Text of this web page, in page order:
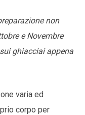
non
e Novembre
ghiacciai appena
varia ed
corpo per